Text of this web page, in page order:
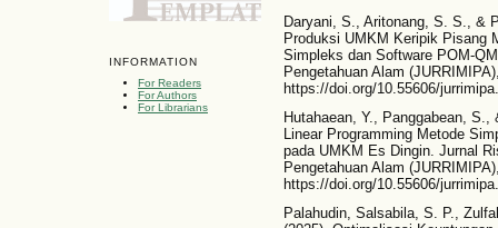
INFORMATION
For Readers
For Authors
For Librarians
Daryani, S., Aritonang, S. S., &
Produksi UMKM Keripik Pisang
Simpleks dan Software POM-
Pengetahuan Alam
https://doi.org/10.55606/
Hutahaean, Y., Panggabean,
Linear Programming Metode
pada UMKM Es Dingin. Jurnal
Pengetahuan Alam
https://doi.org/10.55606/
Palahudin, Salsabila, S. P.,